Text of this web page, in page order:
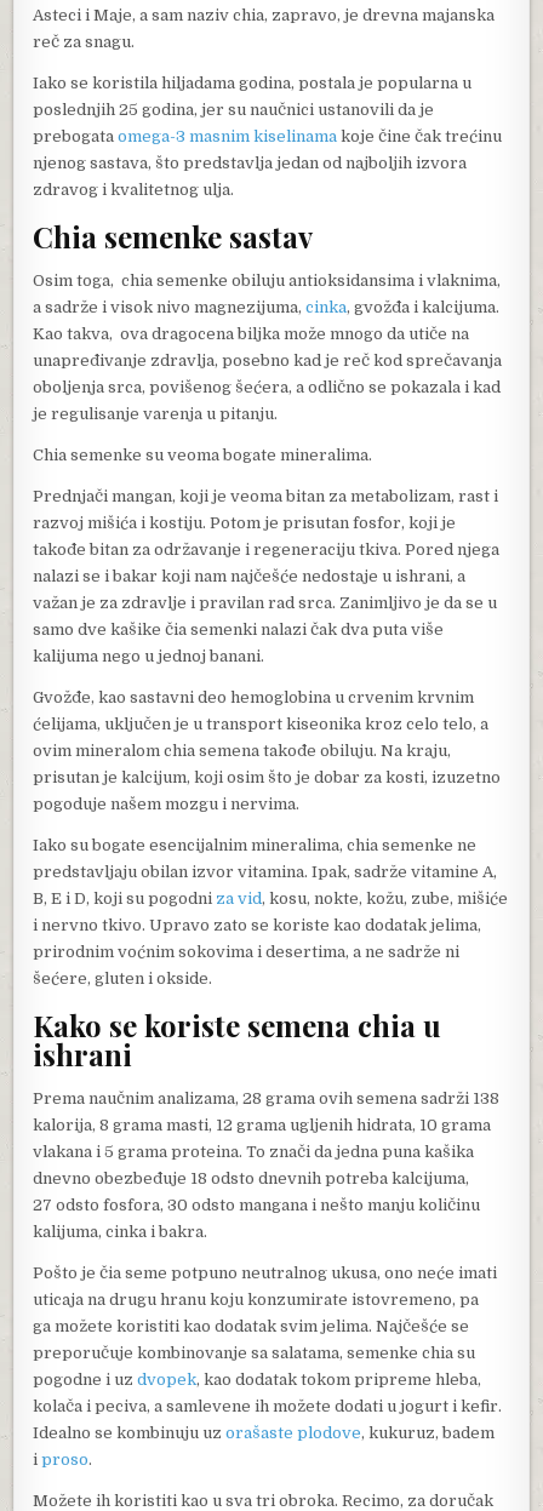
Asteci i Maje, a sam naziv chia, zapravo, je drevna majanska
reč za snagu.
Iako se koristila hiljadama godina, postala je popularna u
poslednjih 25 godina, jer su naučnici ustanovili da je
prebogataomega-3 masnim kiselinama koje čine čak trećinu
njenog sastava, što predstavlja jedan od najboljih izvora
zdravog i kvalitetnog ulja.
Chia semenke sastav
Osim toga, chia semenke obiluju antioksidansima i vlaknima,
a sadrže i visok nivo magnezijuma,cinka, gvožđa i kalcijuma.
Kao takva, ova dragocena biljka može mnogo da utiče na
unapređivanje zdravlja, posebno kad je reč kod sprečavanja
oboljenja srca, povišenog šećera, a odlično se pokazala i kad
je regulisanje varenja u pitanju.
Chia semenke su veoma bogate mineralima.
Prednjači mangan, koji je veoma bitan za metabolizam, rast i
razvoj mišića i kostiju. Potom je prisutan fosfor, koji je
takođe bitan za održavanje i regeneraciju tkiva. Pored njega
nalazi se i bakar koji nam najčešće nedostaje u ishrani, a
važan je za zdravlje i pravilan rad srca. Zanimljivo je da se u
samo dve kašike čia semenki nalazi čak dva puta više
kalijuma nego u jednoj banani.
Gvožđe, kao sastavni deo hemoglobina u crvenim krvnim
ćelijama, uključen je u transport kiseonika kroz celo telo, a
ovim mineralom chia semena takođe obiluju. Na kraju,
prisutan je kalcijum, koji osim što je dobar za kosti, izuzetno
pogoduje našem mozgu i nervima.
Iako su bogate esencijalnim mineralima, chia semenke ne
predstavljaju obilan izvor vitamina. Ipak, sadrže vitamine A,
B, E i D, koji su pogodni za vid, kosu, nokte, kožu, zube, mišiće
i nervno tkivo. Upravo zato se koriste kao dodatak jelima,
prirodnim voćnim sokovima i desertima, a ne sadrže ni
šećere, gluten i okside.
Kako se koriste semena chia u
ishrani
Prema naučnim analizama, 28 grama ovih semena sadrži 138
kalorija, 8 grama masti, 12 grama ugljenih hidrata, 10 grama
vlakana i 5 grama proteina. To znači da jedna puna kašika
dnevno obezbeđuje 18 odsto dnevnih potreba kalcijuma,
27 odsto fosfora, 30 odsto mangana i nešto manju količinu
kalijuma, cinka i bakra.
Pošto je čia seme potpuno neutralnog ukusa, ono neće imati
uticaja na drugu hranu koju konzumirate istovremeno, pa
ga možete koristiti kao dodatak svim jelima. Najčešće se
preporučuje kombinovanje sa salatama, semenke chia su
pogodne i uzdvopek, kao dodatak tokom pripreme hleba,
kolača i peciva, a samlevene ih možete dodati u jogurt i kefir.
Idealno se kombinuju uzorašaste plodove, kukuruz, badem
iproso.
Možete ih koristiti kao u sva tri obroka. Recimo, za doručak